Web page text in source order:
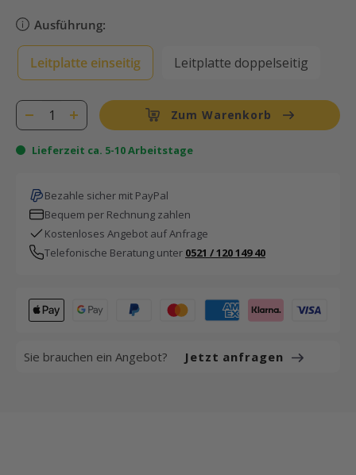
Ausführung:
Leitplatte einseitig Leitplatte doppelseitig
Zum Warenkorb
Lieferzeit ca. 5-10 Arbeitstage
Bezahle sicher mit PayPal
Bequem per Rechnung zahlen
Kostenloses Angebot auf Anfrage
Telefonische Beratung unter 0521 / 120 149 40
Sie brauchen ein Angebot? Jetzt anfragen